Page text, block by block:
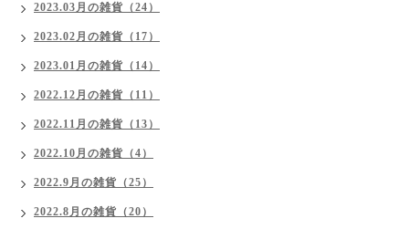
2023.03月の雑貨（24）
2023.02月の雑貨（17）
2023.01月の雑貨（14）
2022.12月の雑貨（11）
2022.11月の雑貨（13）
2022.10月の雑貨（4）
2022.9月の雑貨（25）
2022.8月の雑貨（20）